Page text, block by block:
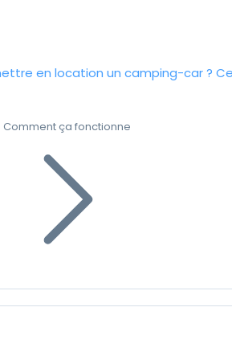
en location un camping-car ?
Comment ça fonctionne